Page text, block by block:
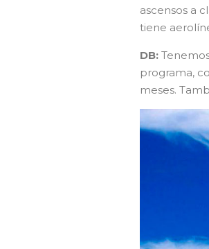
ascensos a
tiene
DB:
programa,
meses.